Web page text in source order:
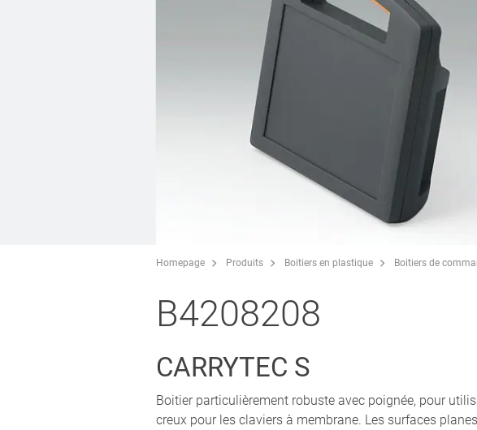
Homepage Produits Boitiers en plastique Boitiers de
B4208208
CARRYTEC S
Boitier particulièrement robuste avec poignée, pour
creux pour les claviers à membrane. Les surfaces